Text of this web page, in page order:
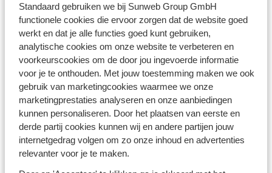
Standaard gebruiken we bij Sunweb Group GmbH
functionele cookies die ervoor zorgen dat de website goed
werkt en dat je alle functies goed kunt gebruiken,
analytische cookies om onze website te verbeteren en
voorkeurscookies om de door jou ingevoerde informatie
voor je te onthouden. Met jouw toestemming maken we ook
gebruik van marketingcookies waarmee we onze
marketingprestaties analyseren en onze aanbiedingen
kunnen personaliseren. Door het plaatsen van eerste en
derde partij cookies kunnen wij en andere partijen jouw
internetgedrag volgen om zo onze inhoud en advertenties
relevanter voor je te maken.
Vos vacances idéales au
ski
Découvrir